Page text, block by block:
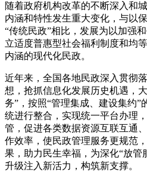
随着政府机构改革的不断深入和
内涵和特性发生重大变化，与以
“传统民政”相比，发展为以加强
立适度普惠型社会福利制度和均
内涵的现代化民政。
近年来，全国各地民政深入贯彻
想，抢抓信息化发展历史机遇，
务”，按照“管理集成、建设集约”
统进行整合，实现统一平台办理
管，促进各类数据资源互联互通
作效率，使民政管理服务更规范
果，助力民生幸福，为深化“放管
升级注入新活力，构筑新支撑。